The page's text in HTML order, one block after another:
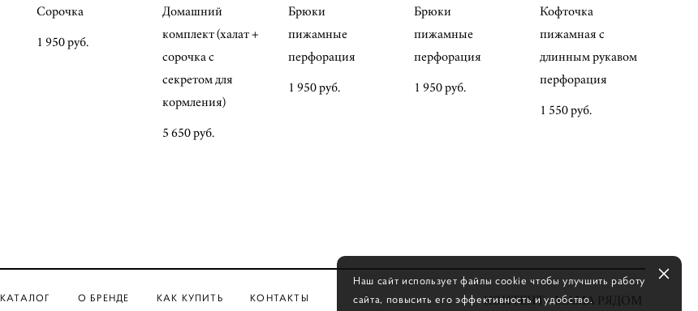
Сорочка
1 950 pуб.
Домашний
комплект (халат +
сорочка с
секретом для
кормления)
5 650 pуб.
Брюки
пижамные
перфорация
1 950 pуб.
Брюки
пижамные
перфорация
1 950 pуб.
Кофточка
пижамная с
длинным рукавом
перфорация
1 550 pуб.
КАТАЛОГ О БРЕНДЕ КАК КУПИТЬ КОНТАКТЫ КОНТЕНТ - МАМА РЯДОМ
Наш сайт использует файлы cookie чтобы улучшить работу
сайта, повысить его эффективность и удобство.